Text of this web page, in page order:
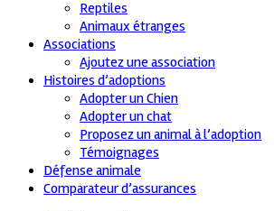
Reptiles
Animaux étranges
Associations
Ajoutez une association
Histoires d’adoptions
Adopter un Chien
Adopter un chat
Proposez un animal à l’adoption
Témoignages
Défense animale
Comparateur d’assurances